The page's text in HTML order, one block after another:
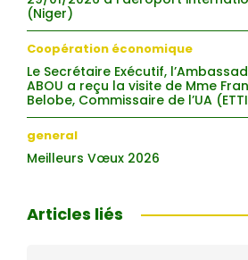
(Niger)
Coopération économique
Le Secrétaire Exécutif,
ABOU a reçu la visite de Mme
Belobe, Commissaire de l’UA
general
Meilleurs Vœux 2026
Articles liés